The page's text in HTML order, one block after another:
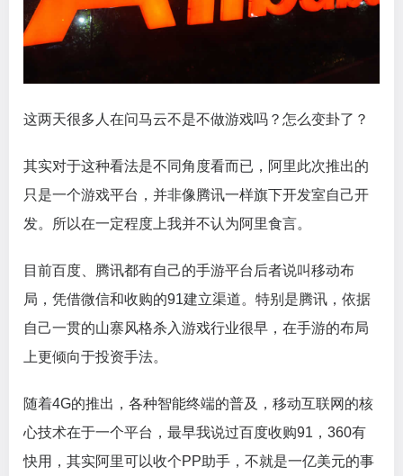
这两天很多人在问马云不是不做游戏吗？怎么变卦了？
其实对于这种看法是不同角度看而已，阿里此次推出的
只是一个游戏平台，并非像腾讯一样旗下开发室自己开
发。所以在一定程度上我并不认为阿里食言。
目前百度、腾讯都有自己的手游平台后者说叫移动布
局，凭借微信和收购的91建立渠道。特别是腾讯，依据
自己一贯的山寨风格杀入游戏行业很早，在手游的布局
上更倾向于投资手法。
随着4G的推出，各种智能终端的普及，移动互联网的核
心技术在于一个平台，最早我说过百度收购91，360有
快用，其实阿里可以收个PP助手，不就是一亿美元的事